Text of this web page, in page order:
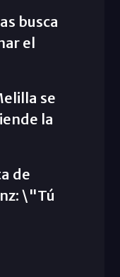
busca
el
se
la
de
\"Tú